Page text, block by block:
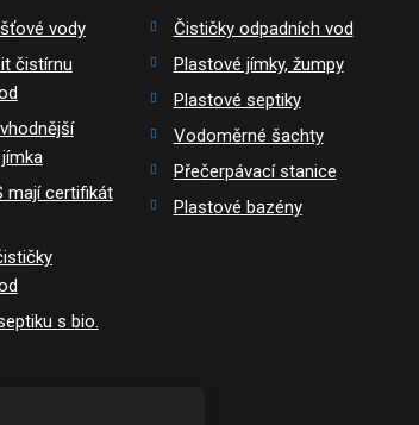
vody
čistírnu
mají certifikát
s bio.
Čističky odpadních vod
Plastové jímky, žumpy
Plastové septiky
Vodoměrné šachty
Přečerpávací stanice
Plastové bazény